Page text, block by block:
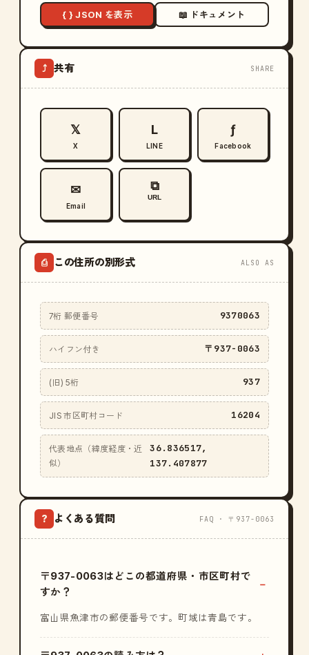
{ } JSON を表示 📖 ドキュメント
⤴ 共有 SHARE
𝕏
X
L
LINE
ƒ
Facebook
✉
Email
⧉
URL
⎙ この住所の別形式 ALSO AS
7桁 郵便番号 9370063
ハイフン付き 〒937-0063
(旧) 5桁 937
JIS 市区町村コード 16204
代表地点（緯度経度・近
似）
36.836517,
137.407877
? よくある質問 FAQ · 〒937-0063
〒937-0063はどこの都道府県・市区町村で
すか？
富山県魚津市の郵便番号です。町域は青島です。